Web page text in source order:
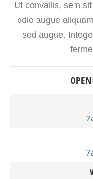
Ut convallis, sem
odio augue
sed augue.